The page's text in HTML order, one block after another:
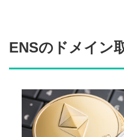
ENSのドメイン